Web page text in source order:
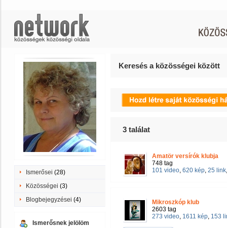
Ismerősei (28)
Közösségei (3)
Blogbejegyzései (4)
Ismerősnek jelölöm
Keresés a közösségei között
3 találat
Amatör versírók klubja
748 tag
101 video, 620 kép, 25 link
Mikroszkóp klub
2603 tag
273 video, 1611 kép, 153